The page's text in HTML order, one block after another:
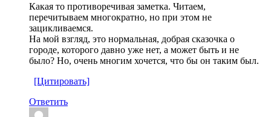
Какая то противоречивая заметка. Читаем,
перечитываем многократно, но при этом не
зацикливаемся.
На мой взгляд, это нормальная, добрая сказочка о
городе, которого давно уже нет, а может быть и не
было? Но, очень многим хочется, что бы он таким был.
[Цитировать]
Ответить